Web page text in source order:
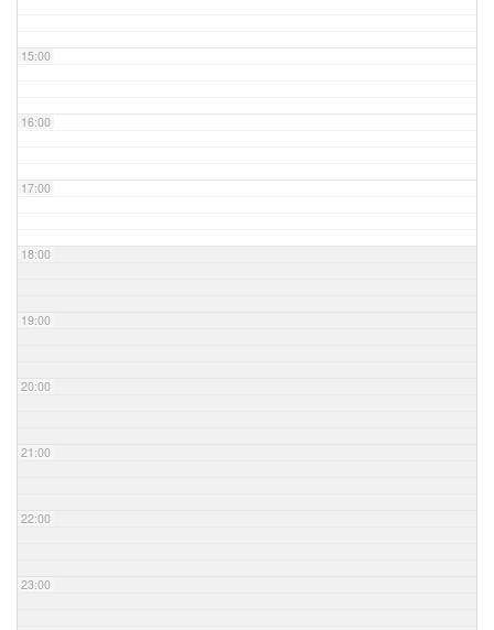
15:00
16:00
17:00
18:00
19:00
20:00
21:00
22:00
23:00